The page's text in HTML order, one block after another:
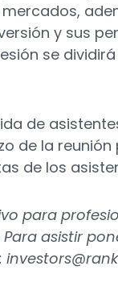
y sus
se
de
de la reunión
de los
para
asistir